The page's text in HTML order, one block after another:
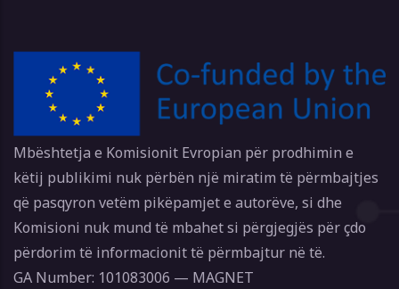
Mbështetja e Komisionit Evropian për prodhimin e
këtij publikimi nuk përbën një miratim të përmbajtjes
që pasqyron vetëm pikëpamjet e autorëve, si dhe
Komisioni nuk mund të mbahet si përgjegjës për çdo
përdorim të informacionit të përmbajtur në të.
GA Number: 101083006 — MAGNET